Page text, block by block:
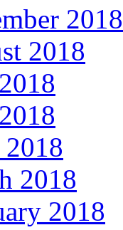
2018
2018
2018
2018